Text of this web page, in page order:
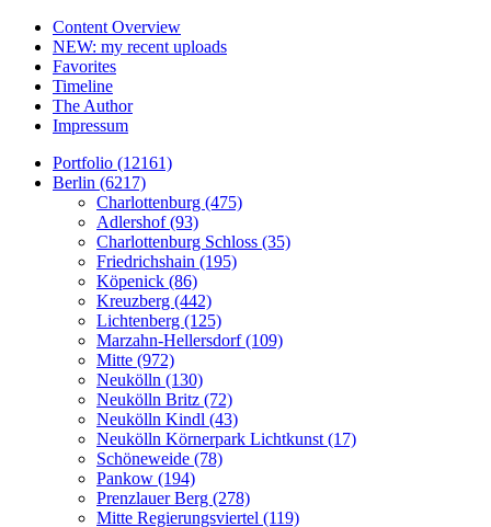
Content Overview
NEW: my recent uploads
Favorites
Timeline
The Author
Impressum
Portfolio (12161)
Berlin (6217)
Charlottenburg (475)
Adlershof (93)
Charlottenburg Schloss (35)
Friedrichshain (195)
Köpenick (86)
Kreuzberg (442)
Lichtenberg (125)
Marzahn-Hellersdorf (109)
Mitte (972)
Neukölln (130)
Neukölln Britz (72)
Neukölln Kindl (43)
Neukölln Körnerpark Lichtkunst (17)
Schöneweide (78)
Pankow (194)
Prenzlauer Berg (278)
Mitte Regierungsviertel (119)